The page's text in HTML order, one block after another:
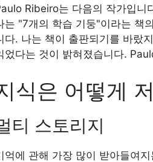
Ribeiro는 다음의 작가입니
는 "7개의 학습 기둥"이라는 책
다. 나는 책이 출판되기를 바랐
었다는 것이 밝혀졌습니다.
식은 어떻게
티 스토리지
억에 관해 가장 많이 받아들여